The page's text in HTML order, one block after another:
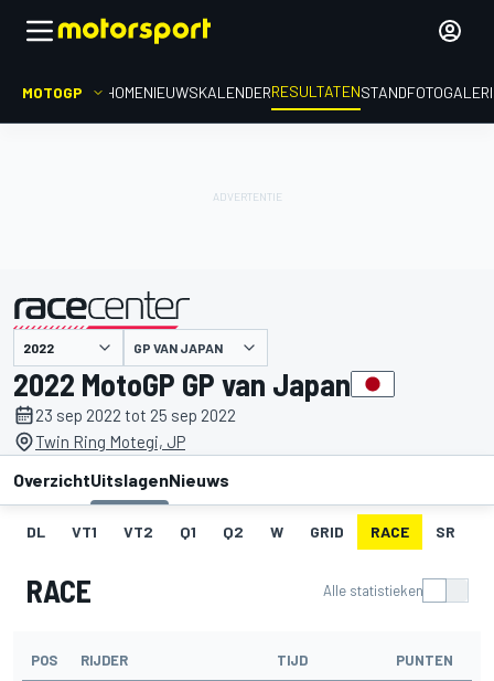
MOTOGP HOMENIEUWSKALENDERRESULTATENSTAND
gepresenteerd door GP VAN JAPAN
2022 MotoGP GP van Japan
23 sep 2022 tot 25 sep 2022
Twin Ring Motegi, JP
OverzichtUitslagenNieuws
DL VT1 VT2 Q1 Q2 W GRID RACE SR
RACE Alle statistieken
POS RIJDER TIJD PUNTEN